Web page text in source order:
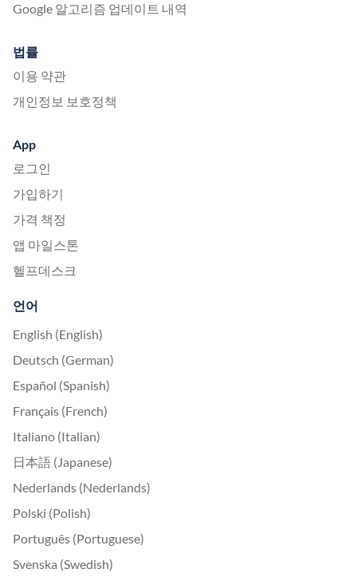
Google 알고리즘 업데이트 내역
법률
이용 약관
개인정보 보호정책
App
로그인
가입하기
가격 책정
앱 마일스톤
헬프데스크
언어
English (English)
Deutsch (German)
Español (Spanish)
Français (French)
Italiano (Italian)
日本語 (Japanese)
Nederlands (Nederlands)
Polski (Polish)
Português (Portuguese)
Svenska (Swedish)